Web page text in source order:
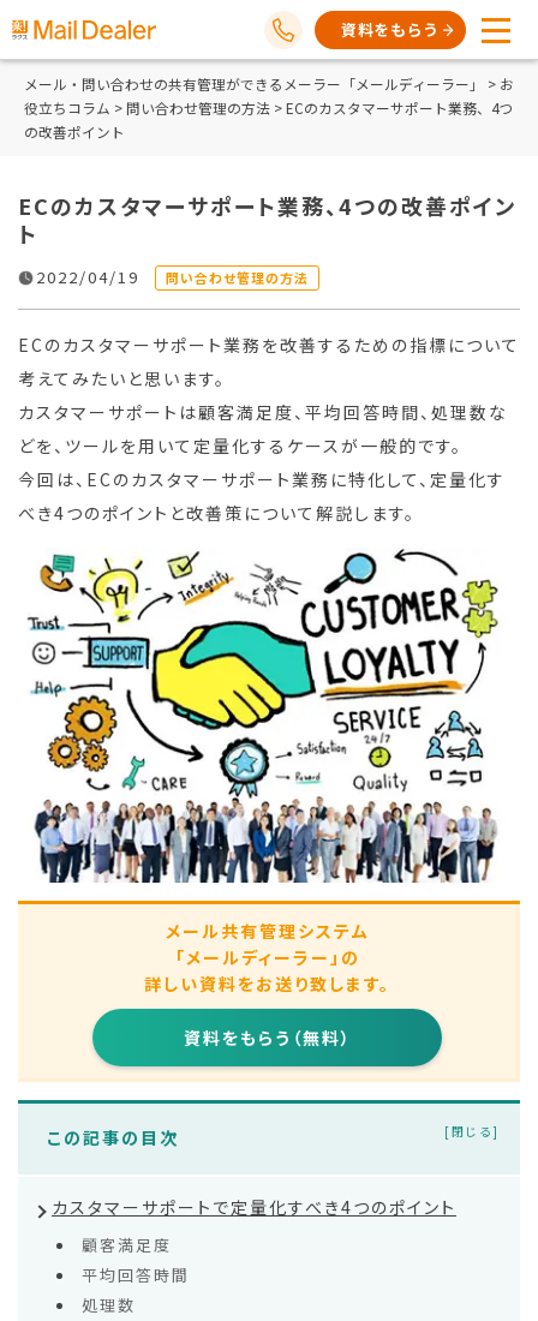
資料をもらう
メール・問い合わせの共有管理ができるメーラー「メールディーラー」 > お
役立ちコラム > 問い合わせ管理の方法 > ECのカスタマーサポート業務、4つ
の改善ポイント
ECのカスタマーサポート業務、4つの改善ポイン
ト
2022/04/19 問い合わせ管理の方法
ECのカスタマーサポート業務を改善するための指標について
考えてみたいと思います。
カスタマーサポートは顧客満足度、平均回答時間、処理数な
どを、ツールを用いて定量化するケースが一般的です。
今回は、ECのカスタマーサポート業務に特化して、定量化す
べき4つのポイントと改善策について解説します。
メール共有管理システム
「メールディーラー」の
詳しい資料をお送り致します。
資料をもらう（無料）
この記事の目次
カスタマーサポートで定量化すべき4つのポイント
顧客満足度
平均回答時間
処理数